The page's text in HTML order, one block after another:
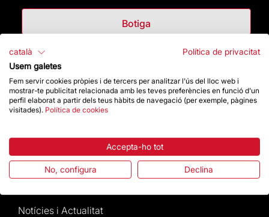
Botiga
Destacats
La Fundació
Normativa i condicions de compra
Notícies i Actualitat
català
Política de privacitat
Usem galetes
Fem servir cookies pròpies i de tercers per analitzar l'ús del lloc web i
mostrar-te publicitat relacionada amb les teves preferències en funció d'un
perfil elaborat a partir dels teus hàbits de navegació (per exemple, pàgines
visitades). Política de cookies
Accepta-ho tot
No, configura Declina